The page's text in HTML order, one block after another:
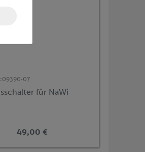
09390-07
für NaWi
49,00 €